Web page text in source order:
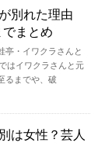
別れた理由
まとめ
亭・イワクラさんと
はイワクラさんと元
るまでや、破
は女性？芸人